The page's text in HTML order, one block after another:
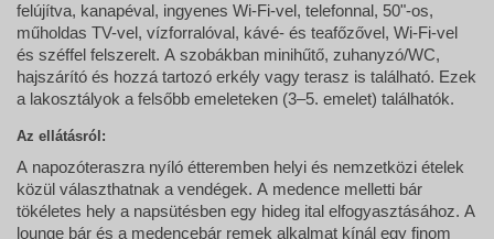
felújítva, kanapéval, ingyenes Wi-Fi-vel, telefonnal, 50"-os,
műholdas TV-vel, vízforralóval, kávé- és teafőzővel, Wi-Fi-vel
és széffel felszerelt. A szobákban minihűtő, zuhanyzó/WC,
hajszárító és hozzá tartozó erkély vagy terasz is található. Ezek
a lakosztályok a felsőbb emeleteken (3–5. emelet) találhatók.
Az ellátásról:
A napozóteraszra nyíló étteremben helyi és nemzetközi ételek
közül választhatnak a vendégek. A medence melletti bár
tökéletes hely a napsütésben egy hideg ital elfogyasztásához. A
lounge bár és a medencebár remek alkalmat kínál egy finom